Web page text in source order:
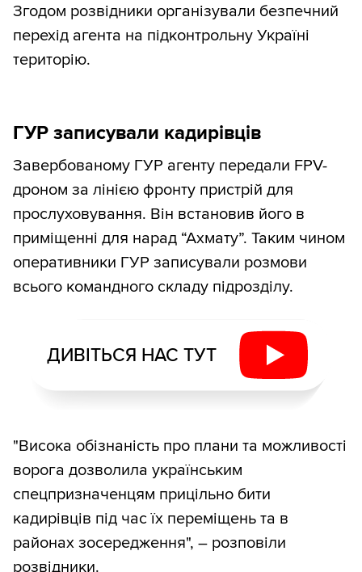
Згодом розвідники організували безпечний
перехід агента на підконтрольну Україні
територію.
ГУР записували кадирівців
Завербованому ГУР агенту передали FPV-
дроном за лінією фронту пристрій для
прослуховування. Він встановив його в
приміщенні для нарад “Ахмату”. Таким чином
оперативники ГУР записували розмови
всього командного складу підрозділу.
ДИВІТЬСЯ НАС ТУТ
"Висока обізнаність про плани та можливості
ворога дозволила українським
спецпризначенцям прицільно бити
кадирівців під час їх переміщень та в
районах зосередження", – розповіли
розвідники.